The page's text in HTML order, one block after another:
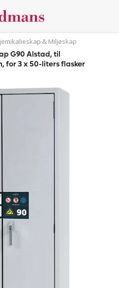
& Miljøskap
G90 Alstad, til
for 3 x 50-liters flasker